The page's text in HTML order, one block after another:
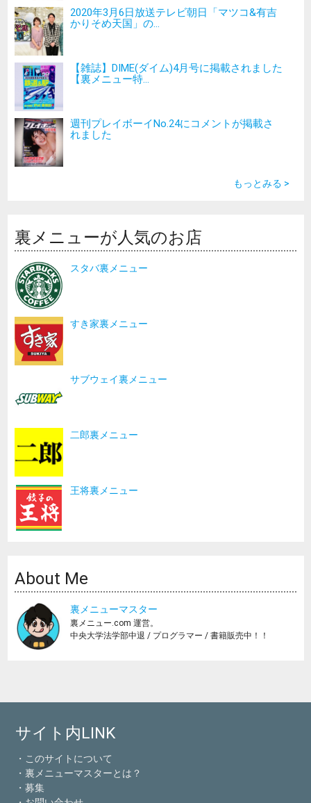
2020年3月6日放送テレビ朝日「マツコ&有吉
かりそめ天国」の...
【雑誌】DIME(ダイム)4月号に掲載されました
【裏メニュー特...
週刊プレイボーイNo.24にコメントが掲載さ
れました
もっとみる >
裏メニューが人気のお店
スタバ裏メニュー
すき家裏メニュー
サブウェイ裏メニュー
二郎裏メニュー
王将裏メニュー
About Me
裏メニューマスター
裏メニュー.com 運営。
中央大学法学部中退 / プログラマー / 書籍販売中！！
サイト内LINK
・このサイトについて
・裏メニューマスターとは？
・募集